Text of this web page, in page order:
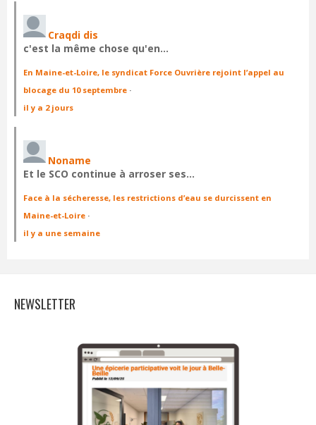
Craqdi dis
c'est la même chose qu'en…
En Maine-et-Loire, le syndicat Force Ouvrière rejoint l’appel au
blocage du 10 septembre ·
il y a 2 jours
Noname
Et le SCO continue à arroser ses…
Face à la sécheresse, les restrictions d’eau se durcissent en
Maine-et-Loire ·
il y a une semaine
NEWSLETTER